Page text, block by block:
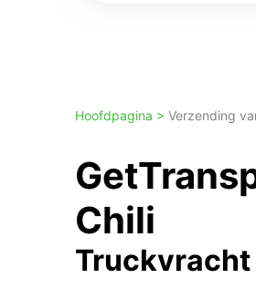
Hoofdpagina > Verzending
Chili